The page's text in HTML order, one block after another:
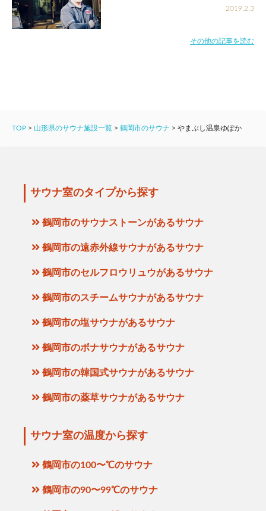
2019.2.3
その他の記事を読む
TOP > 山形県のサウナ施設一覧 > 鶴岡市のサウナ > やまぶし温泉ゆぽか
サウナ室のタイプから探す
鶴岡市のサウナストーンがあるサウナ
鶴岡市の遠赤外線サウナがあるサウナ
鶴岡市のセルフロウリュウがあるサウナ
鶴岡市のスチームサウナがあるサウナ
鶴岡市の塩サウナがあるサウナ
鶴岡市のボナサウナがあるサウナ
鶴岡市の韓国式サウナがあるサウナ
鶴岡市の薬草サウナがあるサウナ
サウナ室の温度から探す
鶴岡市の100〜℃のサウナ
鶴岡市の90〜99℃のサウナ